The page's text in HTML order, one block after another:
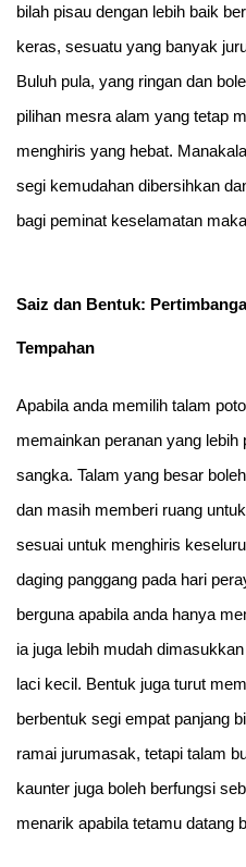
bilah pisau dengan lebih baik
keras, sesuatu yang banyak
Buluh pula, yang ringan dan
pilihan mesra alam yang tetap
menghiris yang hebat.
segi kemudahan dibersihkan
bagi peminat keselamatan
Saiz dan Bentuk:
Tempahan
Apabila anda memilih talam
memainkan peranan yang lebih
sangka. Talam yang besar
dan masih memberi ruang
sesuai untuk menghiris
daging panggang pada hari
berguna apabila anda hanya
ia juga lebih mudah
laci kecil. Bentuk juga turut
berbentuk segi empat panjang
ramai jurumasak, tetapi talam
kaunter juga boleh berfungsi
menarik apabila tetamu datang